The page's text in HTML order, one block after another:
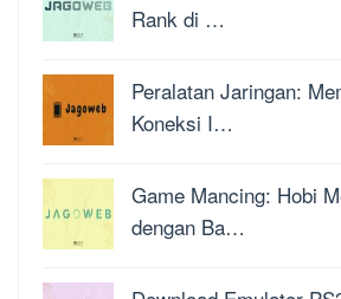
Rank di …
Peralatan Jaringan:
Koneksi I…
Game Mancing: Hobi
dengan Ba…